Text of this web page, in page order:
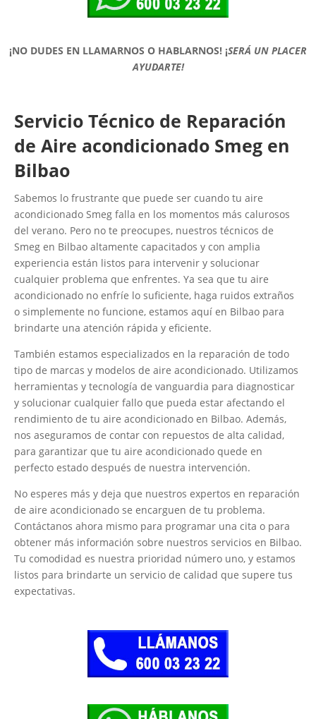
¡NO DUDES EN LLAMARNOS O HABLARNOS! ¡SERÁ UN PLACER
AYUDARTE!
Servicio Técnico de Reparación
de Aire acondicionado Smeg en
Bilbao
Sabemos lo frustrante que puede ser cuando tu aire
acondicionado Smeg falla en los momentos más calurosos
del verano. Pero no te preocupes, nuestros técnicos de
Smeg en Bilbao altamente capacitados y con amplia
experiencia están listos para intervenir y solucionar
cualquier problema que enfrentes. Ya sea que tu aire
acondicionado no enfríe lo suficiente, haga ruidos extraños
o simplemente no funcione, estamos aquí en Bilbao para
brindarte una atención rápida y eficiente.
También estamos especializados en la reparación de todo
tipo de marcas y modelos de aire acondicionado. Utilizamos
herramientas y tecnología de vanguardia para diagnosticar
y solucionar cualquier fallo que pueda estar afectando el
rendimiento de tu aire acondicionado en Bilbao. Además,
nos aseguramos de contar con repuestos de alta calidad,
para garantizar que tu aire acondicionado quede en
perfecto estado después de nuestra intervención.
No esperes más y deja que nuestros expertos en reparación
de aire acondicionado se encarguen de tu problema.
Contáctanos ahora mismo para programar una cita o para
obtener más información sobre nuestros servicios en Bilbao.
Tu comodidad es nuestra prioridad número uno, y estamos
listos para brindarte un servicio de calidad que supere tus
expectativas.